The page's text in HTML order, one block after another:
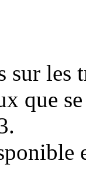
sur les
que